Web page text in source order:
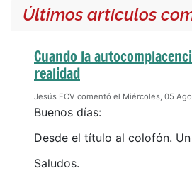
Últimos artículos
Cuando la
realidad
Jesús FCV comentó el Miércoles, 05
Buenos días:
Desde el título al colofón.
Saludos.